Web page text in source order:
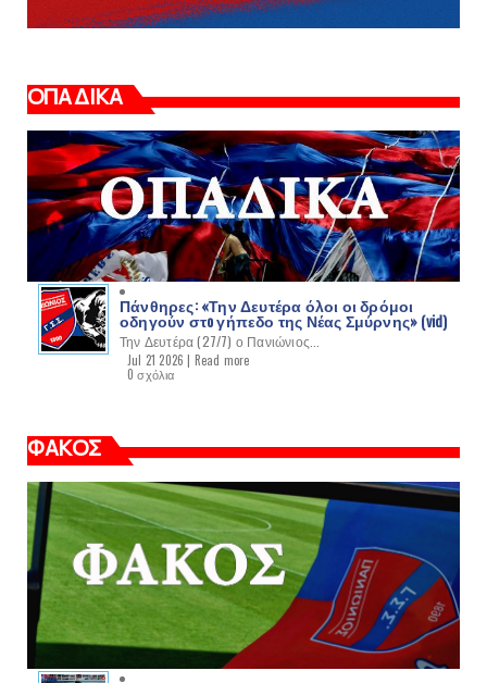
ΟΠΑΔΙΚΑ
Πάνθηρες: «Την Δευτέρα όλοι οι δρόμοι
οδηγούν στo γήπεδο της Νέας Σμύρνης» (vid)
Την Δευτέρα (27/7) ο Πανιώνιος...
Jul 21 2026 | Read more
0 σχόλια
ΦΑΚΟΣ